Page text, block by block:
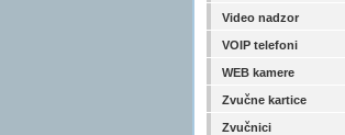
Video nadzor
VOIP telefoni
WEB kamere
Zvučne kartice
Zvučnici